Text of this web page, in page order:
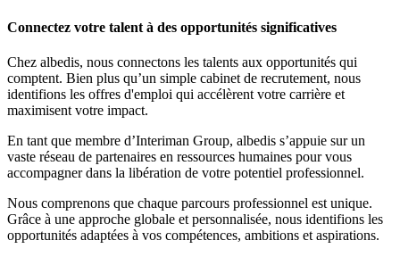
Connectez votre talent à des opportunités significatives
Chez albedis, nous connectons les talents aux opportunités qui
comptent. Bien plus qu’un simple cabinet de recrutement, nous
identifions les offres d'emploi qui accélèrent votre carrière et
maximisent votre impact.
En tant que membre d’Interiman Group, albedis s’appuie sur un
vaste réseau de partenaires en ressources humaines pour vous
accompagner dans la libération de votre potentiel professionnel.
Nous comprenons que chaque parcours professionnel est unique.
Grâce à une approche globale et personnalisée, nous identifions les
opportunités adaptées à vos compétences, ambitions et aspirations.